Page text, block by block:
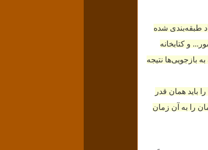
طبقه‌بندی شده
و کتابخانه
به بازجویی‌ها نتیجه
باید همان قدر
را به آن زمان